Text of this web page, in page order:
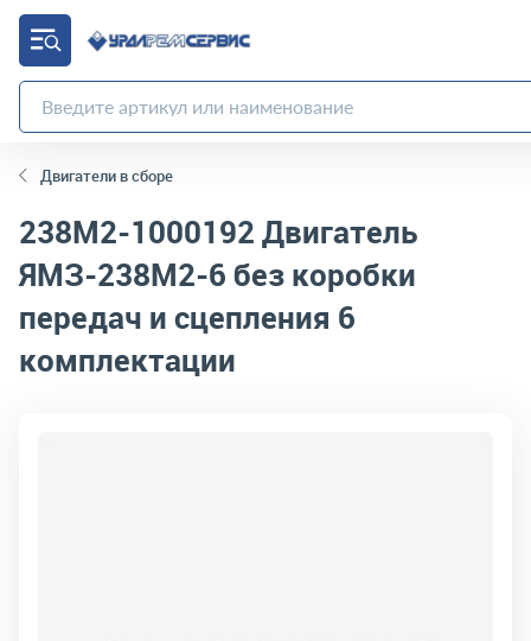
Двигатели в сборе
238М2-1000192Двигатель
ЯМЗ-238М2-6 без коробки
передач и сцепления 6
комплектации